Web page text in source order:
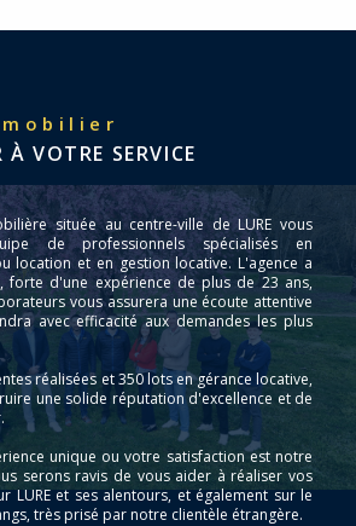
VOTRE SERVICE
située au centre-ville de LURE vous
de professionnels spécialisés en
location et en gestion locative. L'agence a
forte d'une expérience de plus de 23 ans,
vous assurera une écoute attentive
avec efficacité aux demandes les plus
réalisées et 350 lots en gérance locative,
une solide réputation d'excellence et de
unique ou votre satisfaction est notre
serons ravis de vous aider à réaliser vos
LURE et ses alentours, et également sur le
très prisé par notre clientèle étrangère.